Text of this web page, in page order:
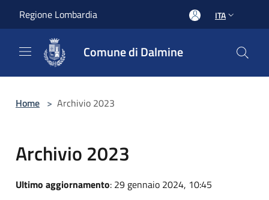
Regione Lombardia ITA
Comune di Dalmine
Home > Archivio 2023
Archivio 2023
Ultimo aggiornamento: 29 gennaio 2024, 10:45